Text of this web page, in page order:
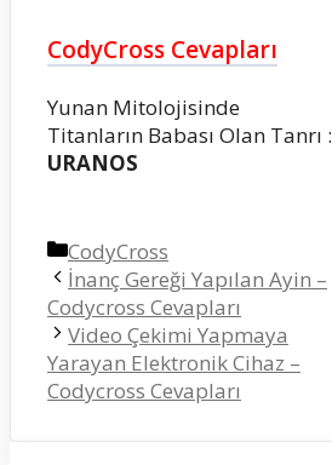
CodyCross Cevapları
Yunan Mitolojisinde
Titanların Babası Olan Tanrı :
URANOS
Kategoriler
CodyCross
İnanç Gereği Yapılan Ayin –
Codycross Cevapları
Video Çekimi Yapmaya
Yarayan Elektronik Cihaz –
Codycross Cevapları